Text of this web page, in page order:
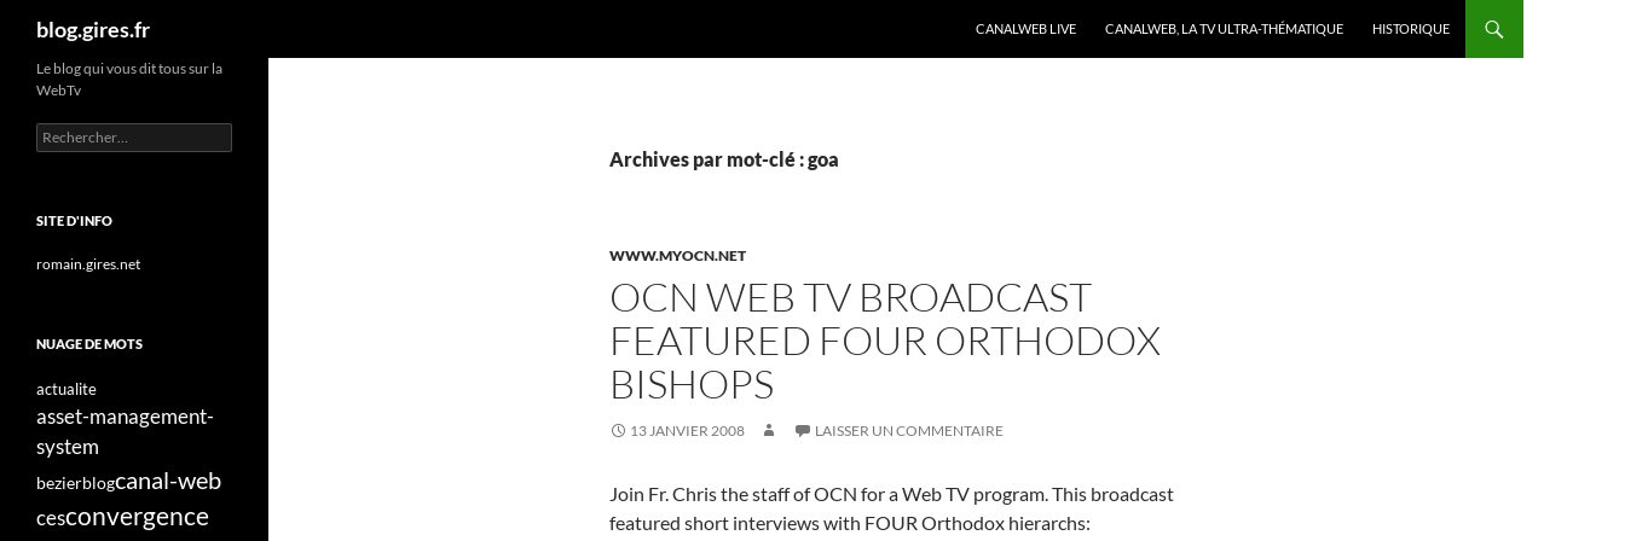
Aller
contenu
blog.gires.fr CANALWEB LIVE CANALWEB, LA TV ULTRA-THÉMATIQUE HISTORIQUE
Archives par mot-clé : goa
WWW.MYOCN.NET
OCN WEB TV BROADCAST
FEATURED FOUR ORTHODOX
BISHOPS
13 JANVIER 2008 LAISSER UN COMMENTAIRE
Join Fr. Chris the staff of OCN for a Web TV program. This broadcast
featured short interviews with FOUR Orthodox hierarchs:
Le blog qui vous dit tous sur la
WebTv
Rechercher :
SITE D'INFO
romain.gires.net
NUAGE DE MOTS
actualite
asset-management-
system
bezierblogcanal-web
cesconvergence